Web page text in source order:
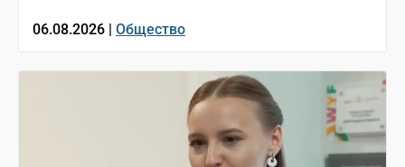
06.08.2026 | Общество